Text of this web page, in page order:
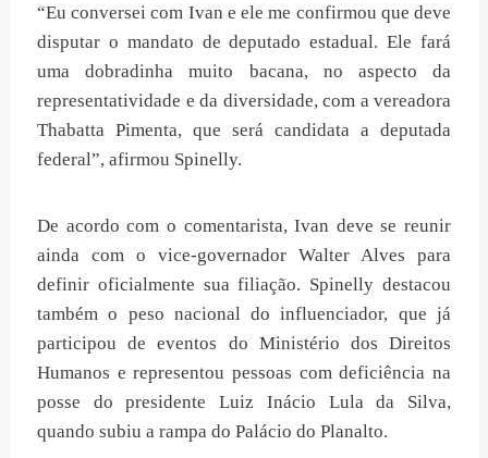
“Eu conversei com Ivan e ele me confirmou que deve
disputar o mandato de deputado estadual. Ele fará
uma dobradinha muito bacana, no aspecto da
representatividade e da diversidade, com a vereadora
Thabatta Pimenta, que será candidata a deputada
federal”, afirmou Spinelly.
De acordo com o comentarista, Ivan deve se reunir
ainda com o vice-governador Walter Alves para
definir oficialmente sua filiação. Spinelly destacou
também o peso nacional do influenciador, que já
participou de eventos do Ministério dos Direitos
Humanos e representou pessoas com deficiência na
posse do presidente Luiz Inácio Lula da Silva,
quando subiu a rampa do Palácio do Planalto.